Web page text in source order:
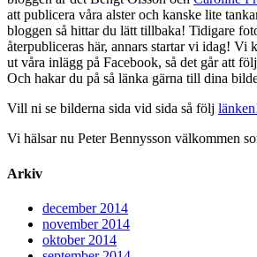
att publicera våra alster och kanske lite
bloggen så hittar du lätt tillbaka! Tidigare
återpubliceras här, annars startar vi idag! Vi
ut våra inlägg på Facebook, så det går att
Och hakar du på så länka gärna till dina
Vill ni se bilderna sida vid sida så följ
Vi hälsar nu Peter Bennysson välkommen
Arkiv
december 2014
november 2014
oktober 2014